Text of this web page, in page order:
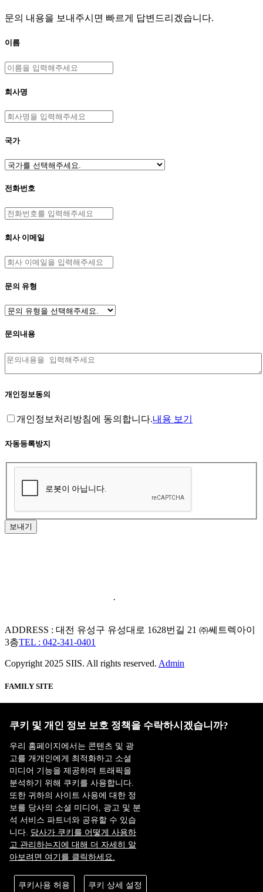
문의 내용을 보내주시면 빠르게 답변드리겠습니다.
이름
회사명
국가
전화번호
회사 이메일
문의 유형
문의내용
개인정보동의
개인정보처리방침에 동의합니다.내용 보기
자동등록방지
보내기
·
ADDRESS : 대전 유성구 유성대로 1628번길 21 ㈜쎄트렉아이
3층TEL : 042-341-0401
Copyright 2025 SIIS. All rights reserved. Admin
FAMILY SITE
SI Analytics
ISO 9001:2015
KAB-QC-34
쿠키 및 개인 정보 보호 정책을 수락하시겠습니까?
우리 홈페이지에서는 콘텐츠 및 광
고를 개개인에게 최적화하고 소셜
미디어 기능을 제공하며 트래픽을
분석하기 위해 쿠키를 사용합니다.
또한 귀하의 사이트 사용에 대한 정
보를 당사의 소셜 미디어, 광고 및 분
석 서비스 파트너와 공유할 수 있습
니다. 당사가 쿠키를 어떻게 사용하
고 관리하는지에 대해 더 자세히 알
아보려면 여기를 클릭하세요.
쿠키사용 허용 쿠키 상세 설정